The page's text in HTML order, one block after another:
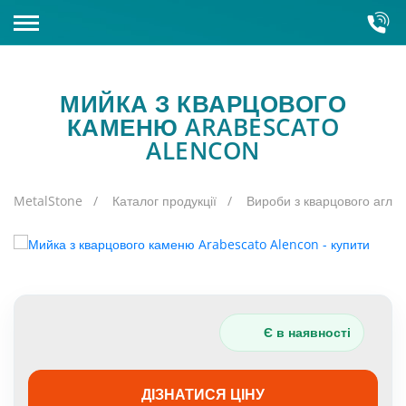
Склади
КАТАЛОГ КАМЕНЮ
Напівдорогоцінне каміння
Штучний камінь
Граніт
Зарубіжний
Онікс
МИЙКА З КВАРЦОВОГО
КАМЕНЮ ARABESCATO
ALENCON
MetalStone Каталог продукції Вироби з кварцового
Є в наявності
ДІЗНАТИСЯ ЦІНУ